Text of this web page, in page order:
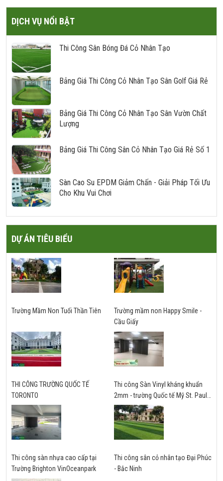
DỊCH VỤ NỔI BẬT
Thi Công Sân Bóng Đá Cỏ Nhân Tạo
Bảng Giá Thi Công Cỏ Nhân Tạo Sân Golf Giá Rẻ
Bảng Giá Thi Công Cỏ Nhân Tạo Sân Vườn Chất
Lượng
Bảng Giá Thi Công Sân Cỏ Nhân Tạo Giá Rẻ Số 1
Sàn Cao Su EPDM Giảm Chấn - Giải Pháp Tối Ưu
Cho Khu Vui Chơi
DỰ ÁN TIÊU BIỂU
Trường Mầm Non Tuổi Thần Tiên
Trường mầm non Happy Smile -
Cầu Giấy
THI CÔNG TRƯỜNG QUỐC TẾ
TORONTO
Thi công Sàn Vinyl kháng khuẩn
2mm - trường Quốc tế Mỹ St. Paul -
Hà Nội
Thi công sàn nhựa cao cấp tại
Trường Brighton VinOceanpark
Thi công sân cỏ nhân tạo Đại Phúc
- Bắc Ninh